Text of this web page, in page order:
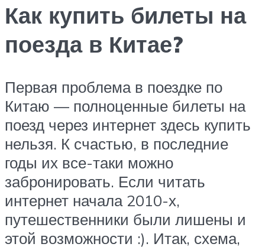
Как купить билеты на
поезда в Китае?
Первая проблема в поездке по
Китаю — полноценные билеты на
поезд через интернет здесь купить
нельзя. К счастью, в последние
годы их все-таки можно
забронировать. Если читать
интернет начала 2010-х,
путешественники были лишены и
этой возможности :). Итак, схема,